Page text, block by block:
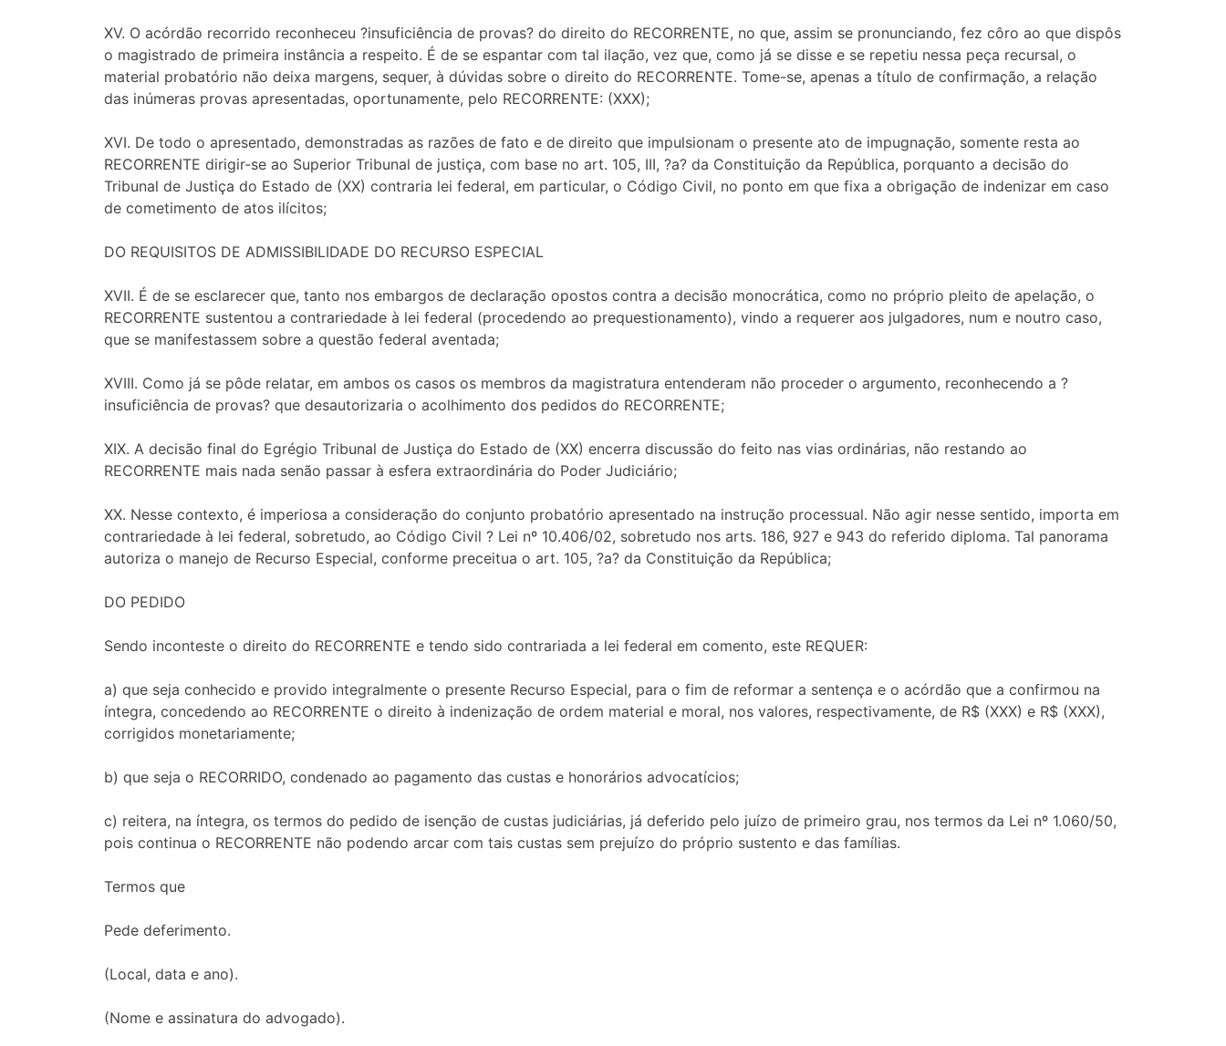
XV. O acórdão recorrido reconheceu ?insuficiência de provas? do direito do RECORRENTE, no que, assim se pronunciando, fez côro ao que dispôs
o magistrado de primeira instância a respeito. É de se espantar com tal ilação, vez que, como já se disse e se repetiu nessa peça recursal, o
material probatório não deixa margens, sequer, à dúvidas sobre o direito do RECORRENTE. Tome-se, apenas a título de confirmação, a relação
das inúmeras provas apresentadas, oportunamente, pelo RECORRENTE: (XXX);
XVI. De todo o apresentado, demonstradas as razões de fato e de direito que impulsionam o presente ato de impugnação, somente resta ao
RECORRENTE dirigir-se ao Superior Tribunal de justiça, com base no art. 105, III, ?a? da Constituição da República, porquanto a decisão do
Tribunal de Justiça do Estado de (XX) contraria lei federal, em particular, o Código Civil, no ponto em que fixa a obrigação de indenizar em caso
de cometimento de atos ilícitos;
DO REQUISITOS DE ADMISSIBILIDADE DO RECURSO ESPECIAL
XVII. É de se esclarecer que, tanto nos embargos de declaração opostos contra a decisão monocrática, como no próprio pleito de apelação, o
RECORRENTE sustentou a contrariedade à lei federal (procedendo ao prequestionamento), vindo a requerer aos julgadores, num e noutro caso,
que se manifestassem sobre a questão federal aventada;
XVIII. Como já se pôde relatar, em ambos os casos os membros da magistratura entenderam não proceder o argumento, reconhecendo a ?
insuficiência de provas? que desautorizaria o acolhimento dos pedidos do RECORRENTE;
XIX. A decisão final do Egrégio Tribunal de Justiça do Estado de (XX) encerra discussão do feito nas vias ordinárias, não restando ao
RECORRENTE mais nada senão passar à esfera extraordinária do Poder Judiciário;
XX. Nesse contexto, é imperiosa a consideração do conjunto probatório apresentado na instrução processual. Não agir nesse sentido, importa em
contrariedade à lei federal, sobretudo, ao Código Civil ? Lei nº 10.406/02, sobretudo nos arts. 186, 927 e 943 do referido diploma. Tal panorama
autoriza o manejo de Recurso Especial, conforme preceitua o art. 105, ?a? da Constituição da República;
DO PEDIDO
Sendo inconteste o direito do RECORRENTE e tendo sido contrariada a lei federal em comento, este REQUER:
a) que seja conhecido e provido integralmente o presente Recurso Especial, para o fim de reformar a sentença e o acórdão que a confirmou na
íntegra, concedendo ao RECORRENTE o direito à indenização de ordem material e moral, nos valores, respectivamente, de R$ (XXX) e R$ (XXX),
corrigidos monetariamente;
b) que seja o RECORRIDO, condenado ao pagamento das custas e honorários advocatícios;
c) reitera, na íntegra, os termos do pedido de isenção de custas judiciárias, já deferido pelo juízo de primeiro grau, nos termos da Lei nº 1.060/50,
pois continua o RECORRENTE não podendo arcar com tais custas sem prejuízo do próprio sustento e das famílias.
Termos que
Pede deferimento.
(Local, data e ano).
(Nome e assinatura do advogado).